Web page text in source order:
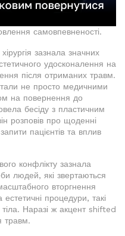
самовпевненості.
зазнала значних
удосконалення на
після отриманих травм.
не просто медичними
на повернення до
бесіду з пластичним
розповів про щоденні
пацієнтів та вплив
конфлікту зазнала
людей, які звертаються
вторгнення
процедури, такі
Наразі ж акцент shifted
травм.